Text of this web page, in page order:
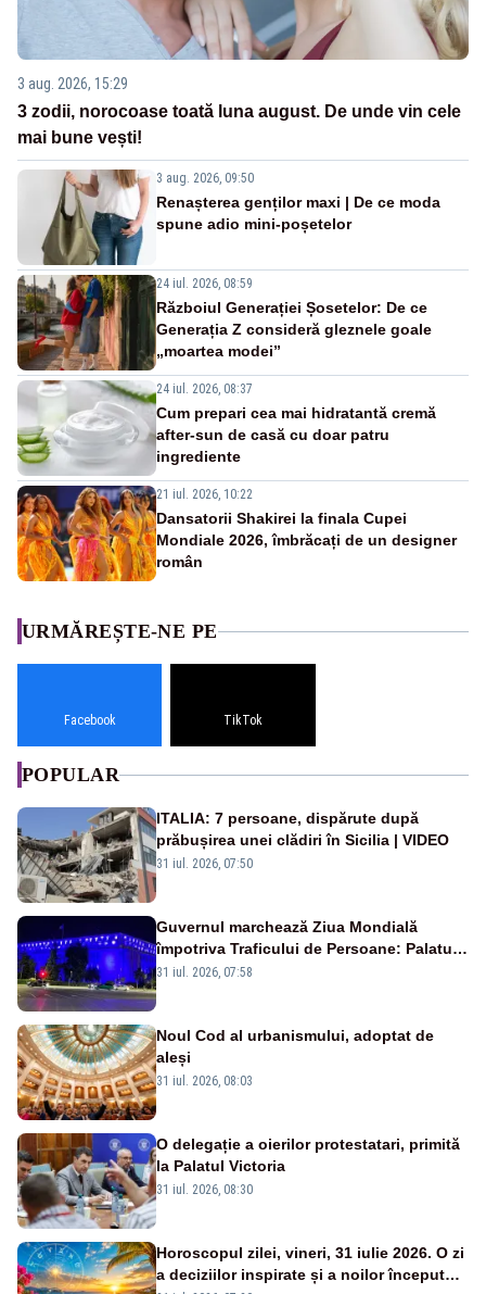
3 aug. 2026, 15:29
3 zodii, norocoase toată luna august. De unde vin cele
mai bune vești!
3 aug. 2026, 09:50
Renașterea genților maxi | De ce moda
spune adio mini-poșetelor
24 iul. 2026, 08:59
Războiul Generației Șosetelor: De ce
Generația Z consideră gleznele goale
„moartea modei”
24 iul. 2026, 08:37
Cum prepari cea mai hidratantă cremă
after-sun de casă cu doar patru
ingrediente
21 iul. 2026, 10:22
Dansatorii Shakirei la finala Cupei
Mondiale 2026, îmbrăcați de un designer
român
URMĂREȘTE-NE PE
Facebook TikTok
POPULAR
ITALIA: 7 persoane, dispărute după
prăbușirea unei clădiri în Sicilia | VIDEO
31 iul. 2026, 07:50
Guvernul marchează Ziua Mondială
împotriva Traficului de Persoane: Palatul
Victoria, iluminat în albastru
31 iul. 2026, 07:58
Noul Cod al urbanismului, adoptat de
aleși
31 iul. 2026, 08:03
O delegație a oierilor protestatari, primită
la Palatul Victoria
31 iul. 2026, 08:30
Horoscopul zilei, vineri, 31 iulie 2026. O zi
a deciziilor inspirate și a noilor începuturi.